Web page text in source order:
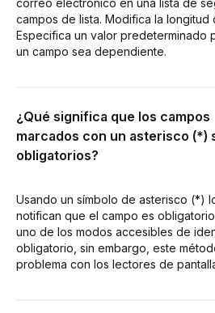
campos de lista. Modifica la
Especifica un valor predeterminado
un campo sea dependiente.
¿Qué significa que los campos
marcados con un asterisco (*)
obligatorios?
Usando un símbolo de asterisco (*)
notifican que el campo es
uno de los modos accesibles de
obligatorio, sin embargo, este
problema con los lectores de